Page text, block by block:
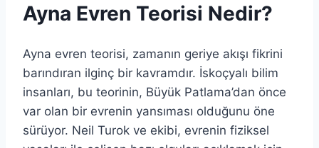
Ayna Evren Teorisi Nedir?
Ayna evren teorisi, zamanın geriye akışı fikrini
barındıran ilginç bir kavramdır. İskoçyalı bilim
insanları, bu teorinin, Büyük Patlama’dan önce
var olan bir evrenin yansıması olduğunu öne
sürüyor. Neil Turok ve ekibi, evrenin fiziksel